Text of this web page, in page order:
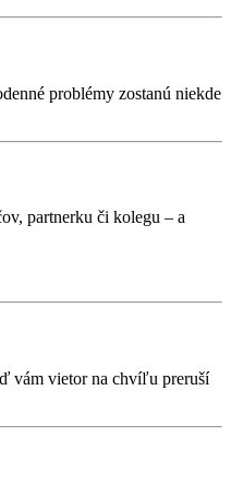
problémy zostanú niekde
partnerku či kolegu – a
vám vietor na chvíľu preruší